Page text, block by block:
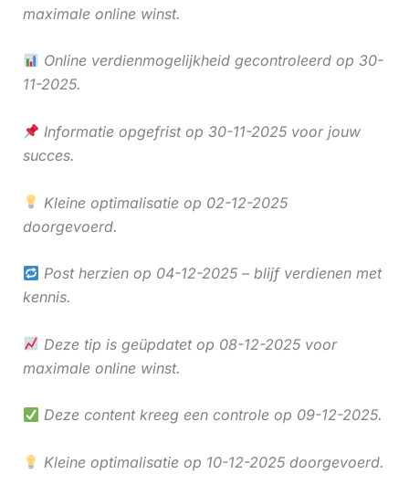
maximale online winst.
Online verdienmogelijkheid gecontroleerd op 30-
11-2025.
Informatie opgefrist op 30-11-2025 voor jouw
succes.
Kleine optimalisatie op 02-12-2025
doorgevoerd.
Post herzien op 04-12-2025 – blijf verdienen met
kennis.
Deze tip is geüpdatet op 08-12-2025 voor
maximale online winst.
Deze content kreeg een controle op 09-12-2025.
Kleine optimalisatie op 10-12-2025 doorgevoerd.